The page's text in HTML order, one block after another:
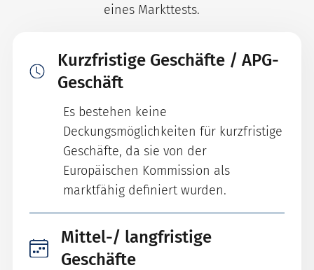
eines Markttests.
Kurzfristige Geschäfte / APG-
Geschäft
Es bestehen keine
Deckungsmöglichkeiten für kurzfristige
Geschäfte, da sie von der
Europäischen Kommission als
marktfähig definiert wurden.
Mittel-/ langfristige
Geschäfte